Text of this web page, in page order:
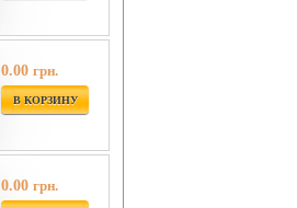
0.00 грн.
В КОРЗИНУ
0.00 грн.